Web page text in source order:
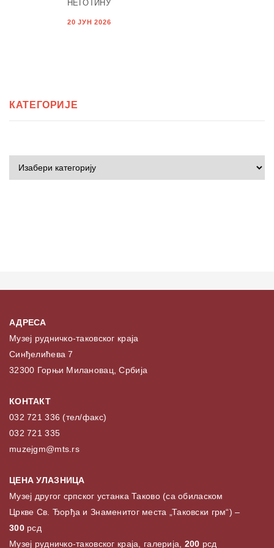
НЕГОТИНУ
20 ЈУН 2026
КАТЕГОРИЈЕ
АДРЕСА
Музеј рудничко-таковског краја
Синђелићева 7
32300 Горњи Милановац, Србија
КОНТАКТ
032 721 336 (тел/факс)
032 721 335
muzejgm@mts.rs
ЦЕНА УЛАЗНИЦА
Музеј другог српског устанка Таково (са обиласком
Цркве Св. Ђорђа и Знаменитог места „Таковски грм“) –
300рсд
Музеј рудничко-таковског краја, галерија, 200 рсд